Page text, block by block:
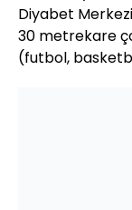
Diyabet
30 metrekare
(futbol,